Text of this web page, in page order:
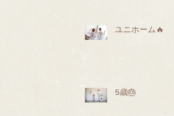
ユニホーム🔥
5歳🎂